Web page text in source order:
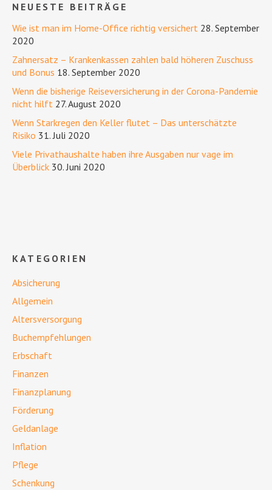
NEUESTE BEITRÄGE
Wie ist man im Home-Office richtig versichert 28. September
2020
Zahnersatz – Krankenkassen zahlen bald höheren Zuschuss
und Bonus 18. September 2020
Wenn die bisherige Reiseversicherung in der Corona-Pandemie
nicht hilft 27. August 2020
Wenn Starkregen den Keller flutet – Das unterschätzte
Risiko 31. Juli 2020
Viele Privathaushalte haben ihre Ausgaben nur vage im
Überblick 30. Juni 2020
KATEGORIEN
Absicherung
Allgemein
Altersversorgung
Buchempfehlungen
Erbschaft
Finanzen
Finanzplanung
Förderung
Geldanlage
Inflation
Pflege
Schenkung